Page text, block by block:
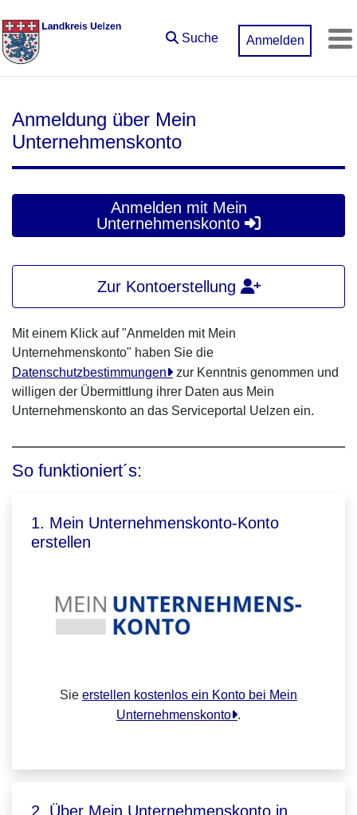
Suche Anmelden
Anmeldung über Mein
Unternehmenskonto
Anmelden mit Mein
Unternehmenskonto
Zur Kontoerstellung
Mit einem Klick auf "Anmelden mit Mein
Unternehmenskonto" haben Sie die
Datenschutzbestimmungen
zur Kenntnis genommen und
willigen der Übermittlung ihrer Daten aus Mein
Unternehmenskonto an das Serviceportal Uelzen ein.
So funktioniert´s:
1. Mein Unternehmenskonto-Konto
erstellen
Sie erstellen kostenlos ein Konto bei Mein
Unternehmenskonto .
2. Über Mein Unternehmenskonto in